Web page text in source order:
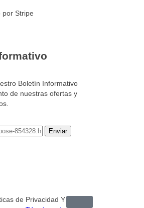
por Stripe
Boletín Informativo
de nuestras ofertas y
de Privacidad Y Cookies